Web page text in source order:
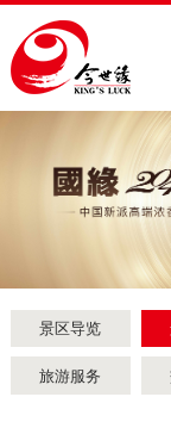
景区导览
旅游服务